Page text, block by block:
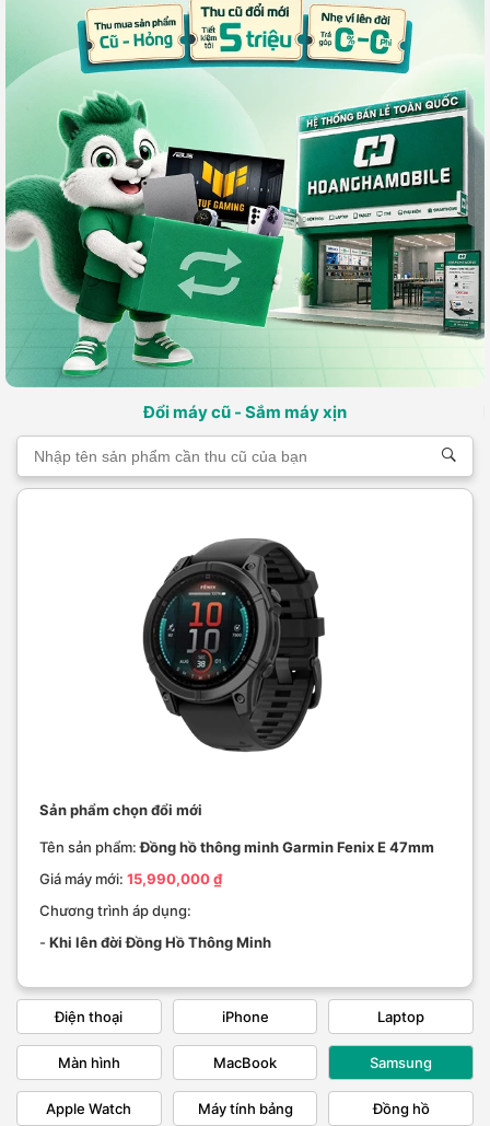
Đổi máy cũ - Sắm máy xịn
Sản phẩm chọn đổi mới
Tên sản phẩm: Đồng hồ thông minh Garmin Fenix E 47mm
Giá máy mới: 15,990,000 ₫
Chương trình áp dụng:
- Khi lên đời Đồng Hồ Thông Minh
Điện thoại iPhone Laptop
Màn hình MacBook Samsung
Apple Watch Máy tính bảng Đồng hồ